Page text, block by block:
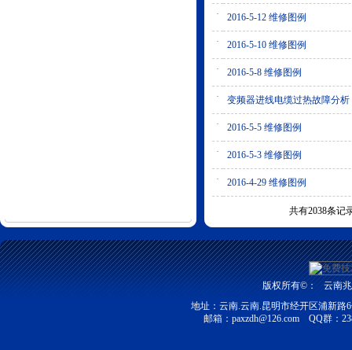
· 2016-5-12 维修图例
· 2016-5-10 维修图例
· 2016-5-8 维修图例
· 变频器进线电缆过热故障分析
· 2016-5-5 维修图例
· 2016-5-3 维修图例
· 2016-4-29 维修图例
共有2038条
版权所有©： 云南
地址：云南.云南.昆明市经开区浦新路
邮箱： paxzdh@126.com QQ群：